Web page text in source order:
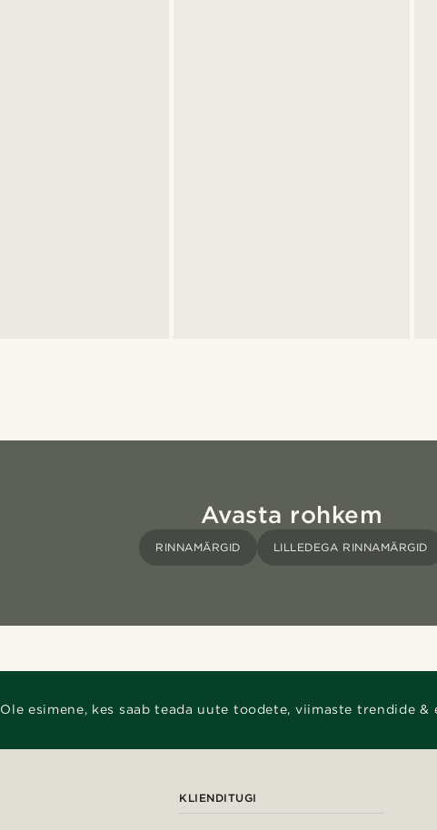
Avasta rohkem
RINNAMÄRGID LILLEDEGA RINNAMÄRGID
Ole esimene, kes saab teada uute toodete, viimaste trendide &
KLIENDITUGI